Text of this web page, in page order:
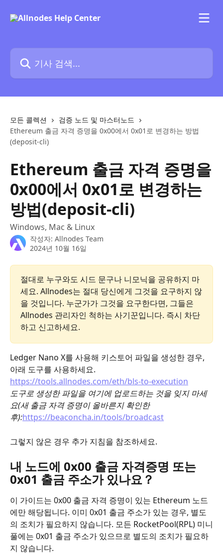
기사 검색...
모든 콜렉션
검증 노드 및 마스터노드
Ethereum 출금 자격 증명을 0x00에서 0x01로 변경하는 방법
(deposit-cli)
Ethereum 출금 자격 증명을
0x00에서 0x01로 변경하는
방법(deposit-cli)
Windows, Mac & Linux
작성자: Allnodes Team
2024년 10월 16일
절대로 누구와도 시드 문구나 니모닉을 공유하지 마
세요. Allnodes는 절대 당신에게 그것을 요구하지 않
을 것입니다. 누군가가 그것을 요구한다면, 그들은
Allnodes 관리자인 척하는 사기꾼입니다. 즉시 차단
하고 신고하세요.
Ledger Nano X를 사용해 키스토어 파일을 생성한 경우,
아래 도구를 사용하세요.
​https://tools.allnodes.com/eth/bls-to-execution
도구로 생성한 파일을 여기에 업로드하는 것을 잊지 마세
요(새 출금 자격 증명이 올바른지 확인한
후):https://beaconcha.in/tools/broadcast
그렇지 않은 경우 추가 지침을 참조하세요.
내 노드에 0x00 출금 자격증명 또는
0x01 출금 주소가 있나요？
이 가이드는 0x00 출금 자격 증명이 있는 Ethereum 노드
에만 해당됩니다. 이미 0x01 출금 주소가 있는 경우, 별도
의 조치가 필요하지 않습니다. 모든 RocketPool(RPL) 미니
풀에는 0x01 출금 주소가 있으므로 별도의 조치가 필요하
지 않습니다.